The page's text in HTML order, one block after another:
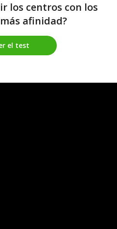
los centros con los
afinidad?
el test